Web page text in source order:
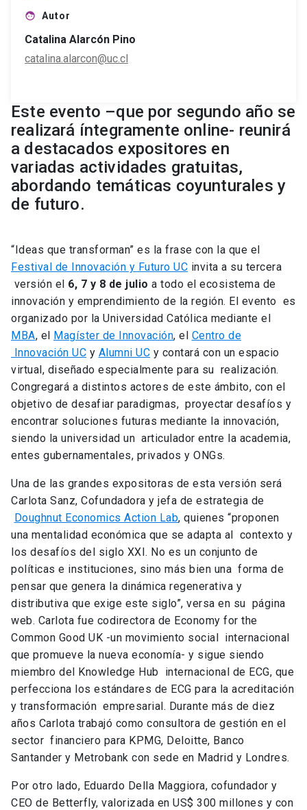
face Autor
Catalina Alarcón Pino
catalina.alarcon@uc.cl
Este evento –que por segundo año se
realizará íntegramente online- reunirá
a destacados expositores en
variadas actividades gratuitas,
abordando temáticas coyunturales y
de futuro.
“Ideas que transforman” es la frase con la que el
Festival de Innovación y Futuro UC invita a su tercera
versión el 6, 7 y 8 de julio a todo el ecosistema de
innovación y emprendimiento de la región. El evento es
organizado por la Universidad Católica mediante el
MBA, el Magíster de Innovación, el Centro de
Innovación UC y Alumni UC y contará con un espacio
virtual, diseñado especialmente para su realización.
Congregará a distintos actores de este ámbito, con el
objetivo de desafiar paradigmas, proyectar desafíos y
encontrar soluciones futuras mediante la innovación,
siendo la universidad un articulador entre la academia,
entes gubernamentales, privados y ONGs.
Una de las grandes expositoras de esta versión será
Carlota Sanz, Cofundadora y jefa de estrategia de
Doughnut Economics Action Lab, quienes “proponen
una mentalidad económica que se adapta al contexto y
los desafíos del siglo XXI. No es un conjunto de
políticas e instituciones, sino más bien una forma de
pensar que genera la dinámica regenerativa y
distributiva que exige este siglo”, versa en su página
web. Carlota fue codirectora de Economy for the
Common Good UK -un movimiento social internacional
que promueve la nueva economía- y sigue siendo
miembro del Knowledge Hub internacional de ECG, que
perfecciona los estándares de ECG para la acreditación
y transformación empresarial. Durante más de diez
años Carlota trabajó como consultora de gestión en el
sector financiero para KPMG, Deloitte, Banco
Santander y Metrobank con sede en Madrid y Londres.
Por otro lado, Eduardo Della Maggiora, cofundador y
CEO de Betterfly, valorizada en US$ 300 millones y con